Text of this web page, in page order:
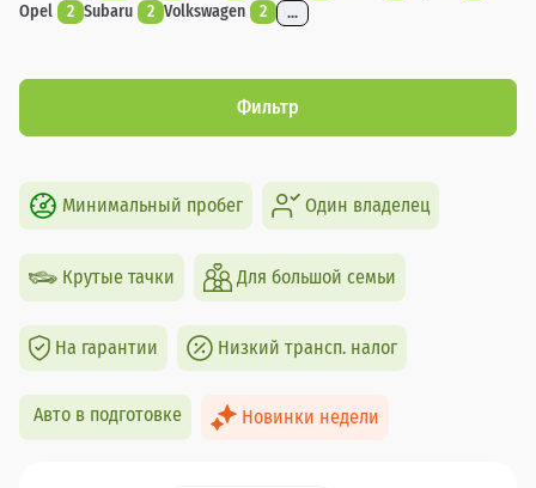
Opel
2 Subaru 2 Volkswagen 2 ...
Фильтр
Минимальный пробег Один владелец
Крутые тачки Для большой семьи
На гарантии Низкий трансп. налог
Авто в подготовке Новинки недели